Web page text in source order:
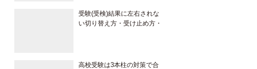
受験(受検)結果に左右されな
い切り替え方・受け止め方・
高校受験は3本柱の対策で合